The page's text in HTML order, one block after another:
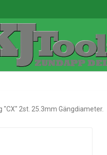
"CX" 2st. 25.3mm Gängdiameter.